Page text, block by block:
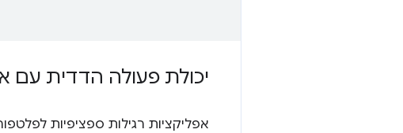
יכולת פעולה הדדית עם
אפליקציות רגילות ספציפיות